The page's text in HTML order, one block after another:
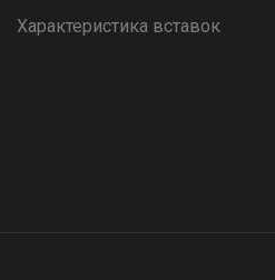
Характеристика вставок